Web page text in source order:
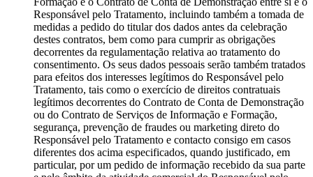
Responsável pelo Tratamento, incluindo também a tomada de
medidas a pedido do titular dos dados antes da celebração
destes contratos, bem como para cumprir as obrigações
decorrentes da regulamentação relativa ao tratamento do
consentimento. Os seus dados pessoais serão também tratados
para efeitos dos interesses legítimos do Responsável pelo
Tratamento, tais como o exercício de direitos contratuais
legítimos decorrentes do Contrato de Conta de Demonstração
ou do Contrato de Serviços de Informação e Formação,
segurança, prevenção de fraudes ou marketing direto do
Responsável pelo Tratamento e contacto consigo em casos
diferentes dos acima especificados, quando justificado, em
particular, por um pedido de informação recebido da sua parte